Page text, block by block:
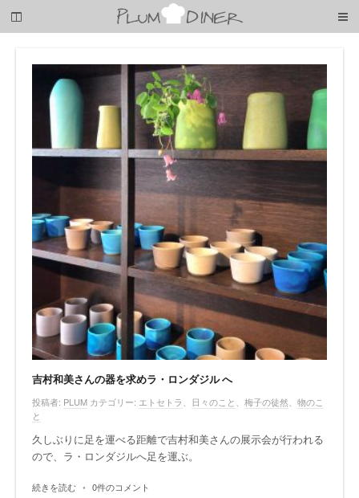
子
吉村和美さんの器を求めラ・ロンダジル へ
投稿者: PLUM カテゴリー: エトセトラ 日々のこと 梅子の徒然
物のこ
と
久しぶりに足を運べる距離で吉村和美さんの展示会が行われる
ので、ラ・ロンダジルへ足を運ぶ。
続きを読む • 0件のコメント